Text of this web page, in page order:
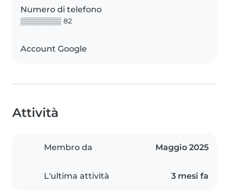
Numero di telefono
▒▒▒▒▒▒▒▒ 82
Account Google
Attività
Membro da Maggio 2025
L'ultima attività 3 mesi fa